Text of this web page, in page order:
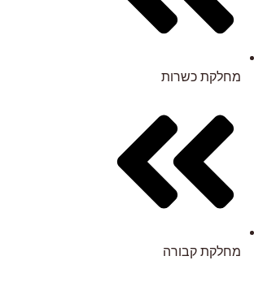
מחלקת כשרות
מחלקת קבורה